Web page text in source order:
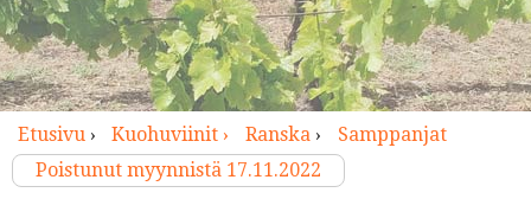
Etusivu› Kuohuviinit › Ranska›
Samppanjat
Poistunut myynnistä 17.11.2022